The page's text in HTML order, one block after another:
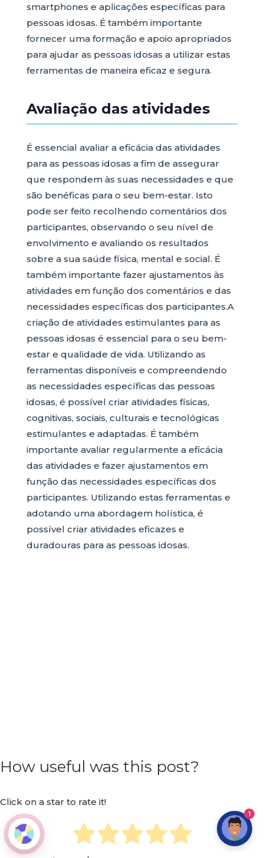
smartphones e aplicações específicas para
pessoas idosas. É também importante
fornecer uma formação e apoio apropriados
para ajudar as pessoas idosas a utilizar estas
ferramentas de maneira eficaz e segura.
Avaliação das atividades
É essencial avaliar a eficácia das atividades
para as pessoas idosas a fim de assegurar
que respondem às suas necessidades e que
são benéficas para o seu bem-estar. Isto
pode ser feito recolhendo comentários dos
participantes, observando o seu nível de
envolvimento e avaliando os resultados
sobre a sua saúde física, mental e social. É
também importante fazer ajustamentos às
atividades em função dos comentários e das
necessidades específicas dos participantes.A
criação de atividades estimulantes para as
pessoas idosas é essencial para o seu bem-
estar e qualidade de vida. Utilizando as
ferramentas disponíveis e compreendendo
as necessidades específicas das pessoas
idosas, é possível criar atividades físicas,
cognitivas, sociais, culturais e tecnológicas
estimulantes e adaptadas. É também
importante avaliar regularmente a eficácia
das atividades e fazer ajustamentos em
função das necessidades específicas dos
participantes. Utilizando estas ferramentas e
adotando uma abordagem holística, é
possível criar atividades eficazes e
duradouras para as pessoas idosas.
How useful was this post?
Click on a star to rate it!
1